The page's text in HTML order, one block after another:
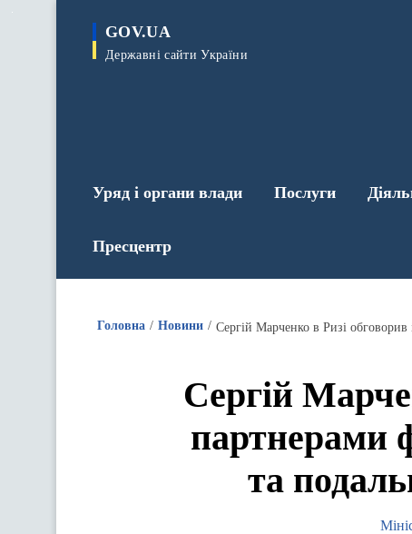
GOV.UA
Державні сайти України
Уряд і органи влади Послуги
Пресцентр
Головна Новини
Сергій
партнерами
та